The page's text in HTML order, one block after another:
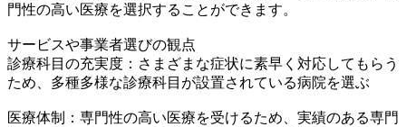
門性の高い医療を選択することができます。
サービスや事業者選びの観点
診療科目の充実度：さまざまな症状に素早く対応してもらう
ため、多種多様な診療科目が設置されている病院を選ぶ
医療体制：専門性の高い医療を受けるため、実績のある専門